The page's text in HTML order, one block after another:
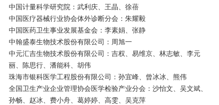
中国计量科学研究院：武利庆、王晶、徐蓓
中国医疗器械行业协会体外诊断分会：朱耀毅
中国医药卫生事业发展基金会：李素娟、张静
中翰盛泰生物技术股份有限公司：周旭一
中元汇吉生物技术股份有限公司：吉权、易维京、林志敏、李元
丽、陈思行、潘能科、胡伟
珠海市银科医学工程股份有限公司：孙宜峰、曾冰冰、熊伟
全国卫生产业企业管理协会医学检验产业分会：沙怡文、吴文斌、
孙畅、赵冰、费小舟、葛婷婷、高雯、吴克萍